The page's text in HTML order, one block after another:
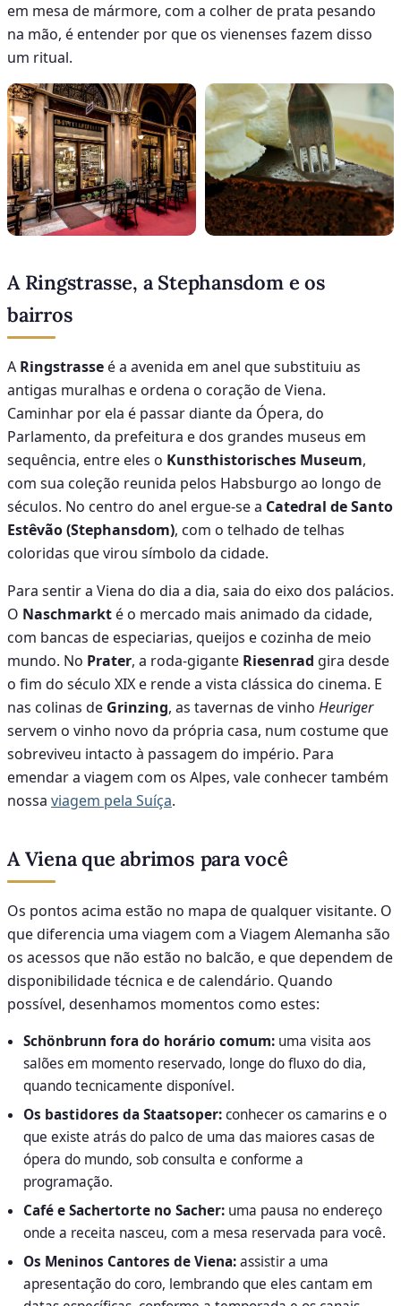
em mesa de mármore, com a colher de prata pesando
na mão, é entender por que os vienenses fazem disso
um ritual.
A Ringstrasse, a Stephansdom e os
bairros
A Ringstrasse é a avenida em anel que substituiu as
antigas muralhas e ordena o coração de Viena.
Caminhar por ela é passar diante da Ópera, do
Parlamento, da prefeitura e dos grandes museus em
sequência, entre eles o Kunsthistorisches Museum,
com sua coleção reunida pelos Habsburgo ao longo de
séculos. No centro do anel ergue-se a Catedral de Santo
Estêvão (Stephansdom), com o telhado de telhas
coloridas que virou símbolo da cidade.
Para sentir a Viena do dia a dia, saia do eixo dos palácios.
O Naschmarkt é o mercado mais animado da cidade,
com bancas de especiarias, queijos e cozinha de meio
mundo. No Prater, a roda-gigante Riesenrad gira desde
o fim do século XIX e rende a vista clássica do cinema. E
nas colinas de Grinzing, as tavernas de vinho Heuriger
servem o vinho novo da própria casa, num costume que
sobreviveu intacto à passagem do império. Para
emendar a viagem com os Alpes, vale conhecer também
nossa viagem pela Suíça.
A Viena que abrimos para você
Os pontos acima estão no mapa de qualquer visitante. O
que diferencia uma viagem com a Viagem Alemanha são
os acessos que não estão no balcão, e que dependem de
disponibilidade técnica e de calendário. Quando
possível, desenhamos momentos como estes:
Schönbrunn fora do horário comum:uma visita aos
salões em momento reservado, longe do fluxo do dia,
quando tecnicamente disponível.
Os bastidores da Staatsoper:conhecer os camarins e o
que existe atrás do palco de uma das maiores casas de
ópera do mundo, sob consulta e conforme a
programação.
Café e Sachertorte no Sacher:uma pausa no endereço
onde a receita nasceu, com a mesa reservada para você.
Os Meninos Cantores de Viena:assistir a uma
apresentação do coro, lembrando que eles cantam em